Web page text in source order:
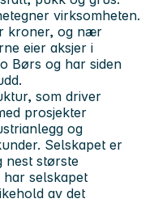
virksomheten.
kroner, og nær
eier aksjer i
Børs og har siden
som driver
prosjekter
og
Selskapet er
nest største
selskapet
av det